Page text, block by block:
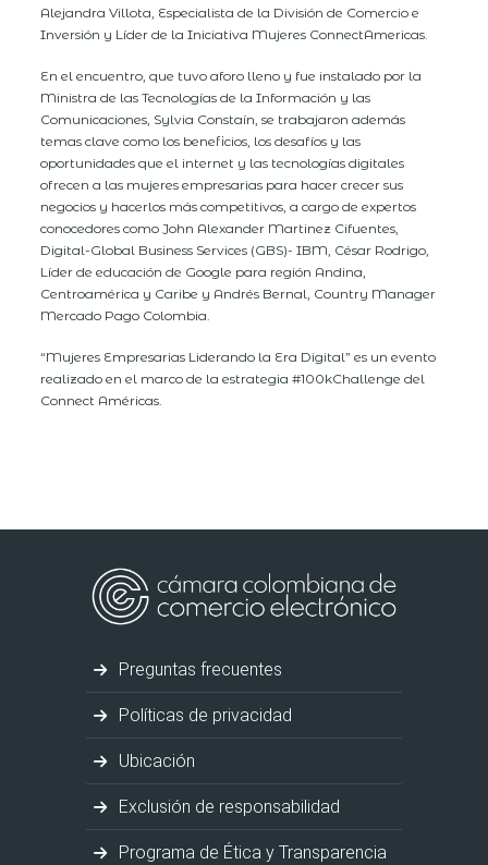
Alejandra Villota, Especialista de la División de Comercio e
Inversión y Líder de la Iniciativa Mujeres ConnectAmericas.
En el encuentro, que tuvo aforo lleno y fue instalado por la
Ministra de las Tecnologías de la Información y las
Comunicaciones, Sylvia Constaín, se trabajaron además
temas clave como los beneficios, los desafíos y las
oportunidades que el internet y las tecnologías digitales
ofrecen a las mujeres empresarias para hacer crecer sus
negocios y hacerlos más competitivos, a cargo de expertos
conocedores como John Alexander Martinez Cifuentes,
Digital-Global Business Services (GBS)- IBM, César Rodrigo,
Líder de educación de Google para región Andina,
Centroamérica y Caribe y Andrés Bernal, Country Manager
Mercado Pago Colombia.
“Mujeres Empresarias Liderando la Era Digital” es un evento
realizado en el marco de la estrategia #100kChallenge del
Connect Américas.
Preguntas frecuentes
Políticas de privacidad
Ubicación
Exclusión de responsabilidad
Programa de Ética y Transparencia